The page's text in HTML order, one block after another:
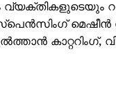
കാറ്ററിംഗ്,